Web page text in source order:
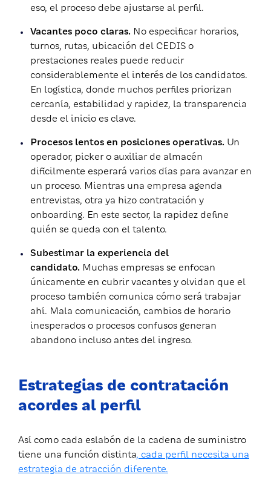
eso, el proceso debe ajustarse al perfil.
Vacantes poco claras. No especificar horarios,
turnos, rutas, ubicación del CEDIS o
prestaciones reales puede reducir
considerablemente el interés de los candidatos.
En logística, donde muchos perfiles priorizan
cercanía, estabilidad y rapidez, la transparencia
desde el inicio es clave.
Procesos lentos en posiciones operativas. Un
operador, picker o auxiliar de almacén
difícilmente esperará varios días para avanzar en
un proceso. Mientras una empresa agenda
entrevistas, otra ya hizo contratación y
onboarding. En este sector, la rapidez define
quién se queda con el talento.
Subestimar la experiencia del
candidato. Muchas empresas se enfocan
únicamente en cubrir vacantes y olvidan que el
proceso también comunica cómo será trabajar
ahí. Mala comunicación, cambios de horario
inesperados o procesos confusos generan
abandono incluso antes del ingreso.
Estrategias de contratación
acordes al perfil
Así como cada eslabón de la cadena de suministro
tiene una función distinta, cada perfil necesita una
estrategia de atracción diferente.